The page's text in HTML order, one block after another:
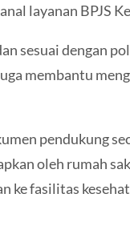
layanan BPJS
sesuai dengan
membantu
pendukung
oleh rumah
ke fasilitas